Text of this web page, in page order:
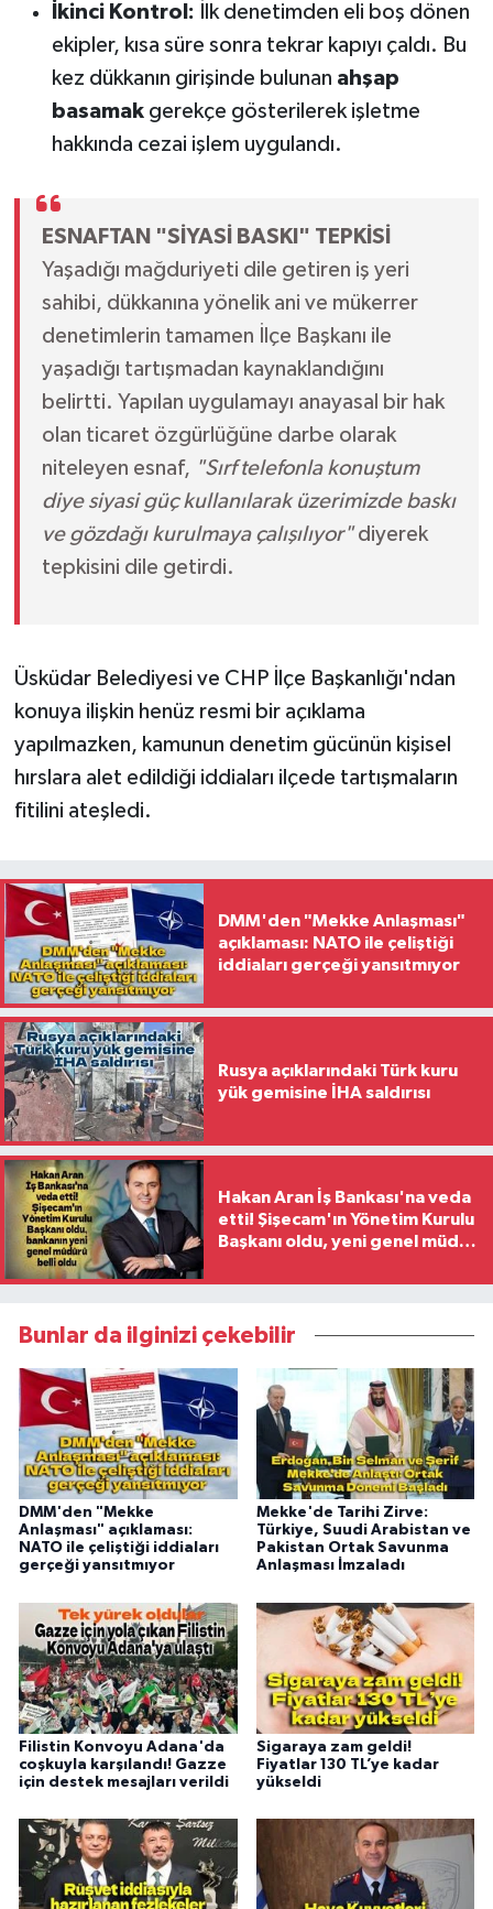
İmzaladı
İkinci Kontrol: İlk denetimden eli boş dönen
ekipler, kısa süre sonra tekrar kapıyı çaldı. Bu
kez dükkanın girişinde bulunan ahşap
basamakgerekçe gösterilerek işletme
hakkında cezai işlem uygulandı.
ESNAFTAN "SİYASİ BASKI" TEPKİSİ
Yaşadığı mağduriyeti dile getiren iş yeri
sahibi, dükkanına yönelik ani ve mükerrer
denetimlerin tamamen İlçe Başkanı ile
yaşadığı tartışmadan kaynaklandığını
belirtti. Yapılan uygulamayı anayasal bir hak
olan ticaret özgürlüğüne darbe olarak
niteleyen esnaf, "Sırf telefonla konuştum
diye siyasi güç kullanılarak üzerimizde baskı
ve gözdağı kurulmaya çalışılıyor"diyerek
tepkisini dile getirdi.
Üsküdar Belediyesi ve CHP İlçe Başkanlığı'ndan
konuya ilişkin henüz resmi bir açıklama
yapılmazken, kamunun denetim gücünün kişisel
hırslara alet edildiği iddiaları ilçede tartışmaların
fitilini ateşledi.
DMM'den "Mekke Anlaşması"
açıklaması: NATO ile çeliştiği
iddiaları gerçeği yansıtmıyor
Rusya açıklarındaki Türk kuru
yük gemisine İHA saldırısı
Hakan Aran İş Bankası'na veda
etti! Şişecam'ın Yönetim Kurulu
Başkanı oldu, yeni genel müdür
Bunlar da ilginizi çekebilir
DMM'den "Mekke
Anlaşması" açıklaması:
NATO ile çeliştiği iddiaları
gerçeği yansıtmıyor
Mekke'de Tarihi Zirve:
Türkiye, Suudi Arabistan ve
Pakistan Ortak Savunma
Anlaşması İmzaladı
Filistin Konvoyu Adana'da
coşkuyla karşılandı! Gazze
için destek mesajları verildi
Sigaraya zam geldi!
Fiyatlar 130 TL’ye kadar
yükseldi